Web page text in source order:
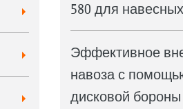
580 для
Эффективное
навоза с
дисковой бороны